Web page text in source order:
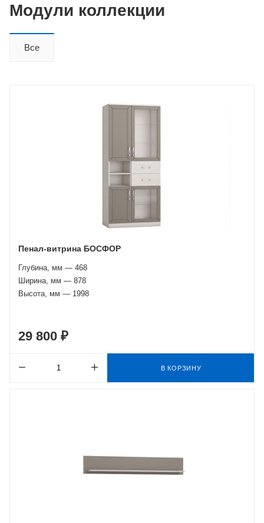
Модули коллекции
Все
Пенал-витрина БОСФОР
Глубина, мм — 468
Ширина, мм — 878
Высота, мм — 1998
29 800 ₽
В КОРЗИНУ